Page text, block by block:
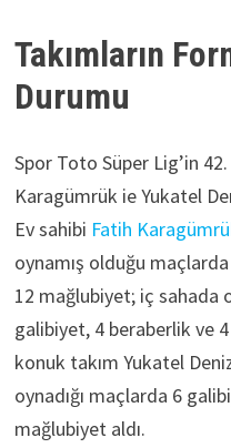
Takımların
Durumu
Spor Toto Süper Lig’in
Karagümrük ie Yukatel
Ev sahibi Fatih
oynamış olduğu
12 mağlubiyet; iç sahada
galibiyet, 4 beraberlik ve
konuk takım Yukatel
oynadığı maçlarda 6
mağlubiyet aldı.